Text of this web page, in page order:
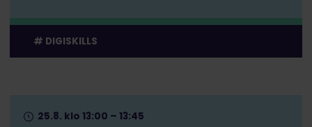
DIGISKILLS
25.8. klo 13:00 – 13:45